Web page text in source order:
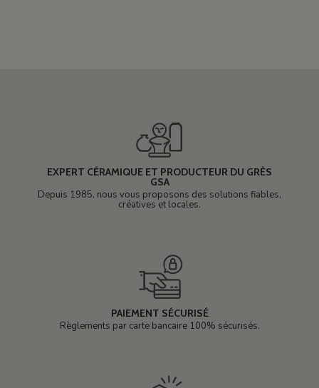
EXPERT CÉRAMIQUE ET PRODUCTEUR DU GRÈS
GSA
Depuis 1985, nous vous proposons des solutions fiables,
créatives et locales.
PAIEMENT SÉCURISÉ
Règlements par carte bancaire 100% sécurisés.